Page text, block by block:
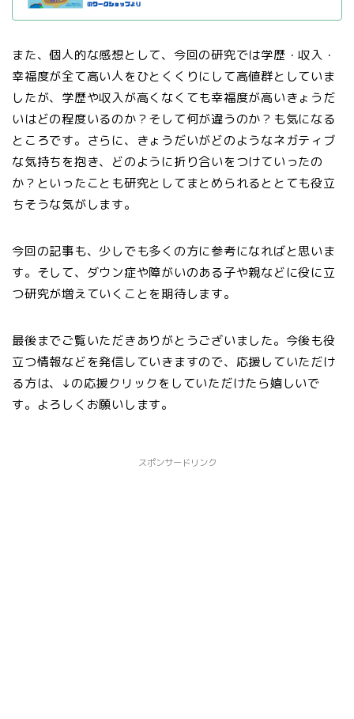
また、個人的な感想として、今回の研究では学歴・収入・
幸福度が全て高い人をひとくくりにして高値群としていま
したが、学歴や収入が高くなくても幸福度が高いきょうだ
いはどの程度いるのか？そして何が違うのか？も気になる
ところです。さらに、きょうだいがどのようなネガティブ
な気持ちを抱き、どのように折り合いをつけていったの
か？といったことも研究としてまとめられるととても役立
ちそうな気がします。
今回の記事も、少しでも多くの方に参考になればと思いま
す。そして、ダウン症や障がいのある子や親などに役に立
つ研究が増えていくことを期待します。
最後までご覧いただきありがとうございました。今後も役
立つ情報などを発信していきますので、応援していただけ
る方は、↓の応援クリックをしていただけたら嬉しいで
す。よろしくお願いします。
スポンサードリンク